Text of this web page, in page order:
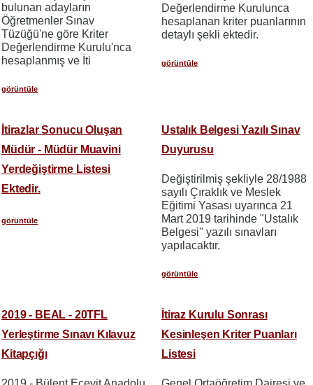
bulunan adayların
Öğretmenler Sınav
Tüzüğü'ne göre Kriter
Değerlendirme Kurulu'nca
hesaplanmış ve İti
görüntüle
Değerlendirme Kurulunca
hesaplanan kriter puanlarının
detaylı şekli ektedir.
görüntüle
İtirazlar Sonucu Oluşan
Müdür - Müdür Muavini
Yerdeğiştirme Listesi
Ektedir.
görüntüle
Ustalık Belgesi Yazılı Sınav
Duyurusu
Değiştirilmiş şekliyle 28/1988
sayılı Çıraklık ve Meslek
Eğitimi Yasası uyarınca 21
Mart 2019 tarihinde "Ustalık
Belgesi'' yazılı sınavları
yapılacaktır.
görüntüle
2019 - BEAL - 20TFL
Yerleştirme Sınavı Kılavuz
Kitapçığı
İtiraz Kurulu Sonrası
Kesinleşen Kriter Puanları
Listesi